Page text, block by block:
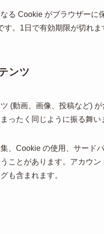
る Cookie がブラウザーに
。1日で有効期限が切れま
ンツ
(動画、画像、投稿など)
ったく同じように振る舞い
、Cookie の使用、サード
ことがあります。アカウ
も含まれます。